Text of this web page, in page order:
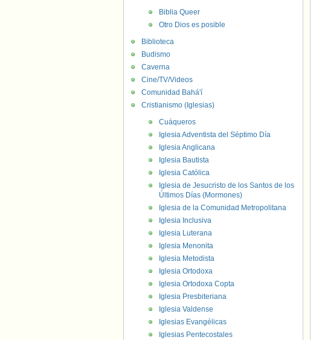
Biblia Queer
Otro Dios es posible
Biblioteca
Budismo
Caverna
Cine/TV/Videos
Comunidad Bahá'í
Cristianismo (Iglesias)
Cuáqueros
Iglesia Adventista del Séptimo Día
Iglesia Anglicana
Iglesia Bautista
Iglesia Católica
Iglesia de Jesucristo de los Santos de los
Últimos Días (Mormones)
Iglesia de la Comunidad Metropolitana
Iglesia Inclusiva
Iglesia Luterana
Iglesia Menonita
Iglesia Metodista
Iglesia Ortodoxa
Iglesia Ortodoxa Copta
Iglesia Presbiteriana
Iglesia Valdense
Iglesias Evangélicas
Iglesias Pentecostales